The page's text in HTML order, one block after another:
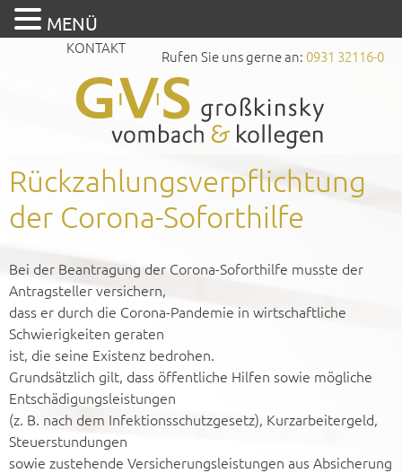
Rufen Sie uns gerne an: 0931 32116-0
KONTAKT
Rückzahlungsverpflichtung
der Corona-Soforthilfe
Bei der Beantragung der Corona-Soforthilfe musste der
Antragsteller versichern,
dass er durch die Corona-Pandemie in wirtschaftliche
Schwierigkeiten geraten
ist, die seine Existenz bedrohen.
Grundsätzlich gilt, dass öffentliche Hilfen sowie mögliche
Entschädigungsleistungen
(z. B. nach dem Infektionsschutzgesetz), Kurzarbeitergeld,
Steuerstundungen
sowie zustehende Versicherungsleistungen aus Absicherung
MENÜ